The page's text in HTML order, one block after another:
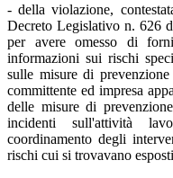
- della violazione,
Decreto Legislativo n. 626
per avere omesso di
informazioni sui rischi
sulle misure di
committente ed impresa
delle misure di
incidenti sull'attività
coordinamento degli
rischi cui si trovavano